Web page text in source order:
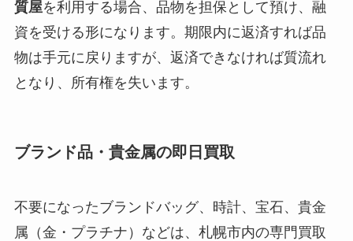
質屋を利用する場合、品物を担保として預け、融
資を受ける形になります。期限内に返済すれば品
物は手元に戻りますが、返済できなければ質流れ
となり、所有権を失います。
ブランド品・貴金属の即日買取
不要になったブランドバッグ、時計、宝石、貴金
属（金・プラチナ）などは、札幌市内の専門買取